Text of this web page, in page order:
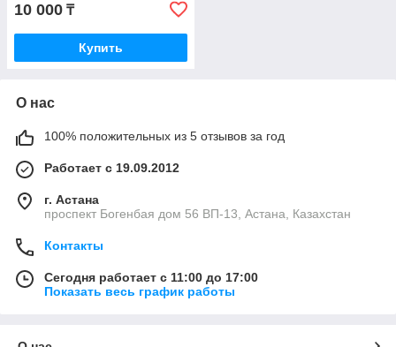
10 000 ₸
Купить
О нас
100% положительных из 5 отзывов за год
Работает с 19.09.2012
г. Астана
проспект Богенбая дом 56 ВП-13, Астана, Казахстан
Контакты
Сегодня работает с 11:00 до 17:00
Показать весь график работы